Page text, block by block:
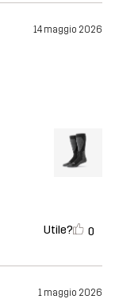
14 maggio 2026
Utile? 0
1 maggio 2026